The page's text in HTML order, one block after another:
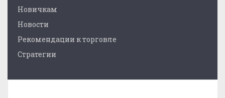
Новичкам
Новости
Рекомендации к торговле
Стратегии